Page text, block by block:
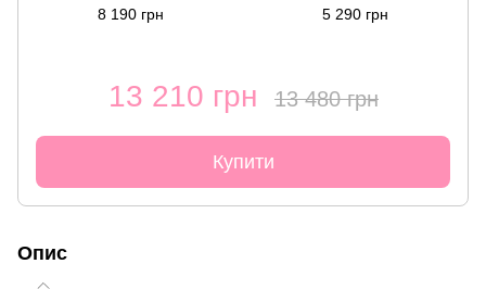
8 190 грн 5 290 грн
13 210 грн 13 480 грн
Купити
Опис